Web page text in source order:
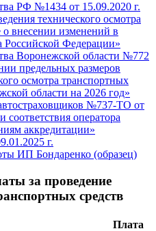
РФ №1434 от 15.09.2020 г.
технического осмотра
о внесении изменений в
Российской Федерации»
Воронежской области №772
предельных размеров
осмотра транспортных
области на 2026 год»
№737-ТО от
оператора
аккредитации»
г.
ИП Бондаренко (образец)
за проведение
средств
Плата